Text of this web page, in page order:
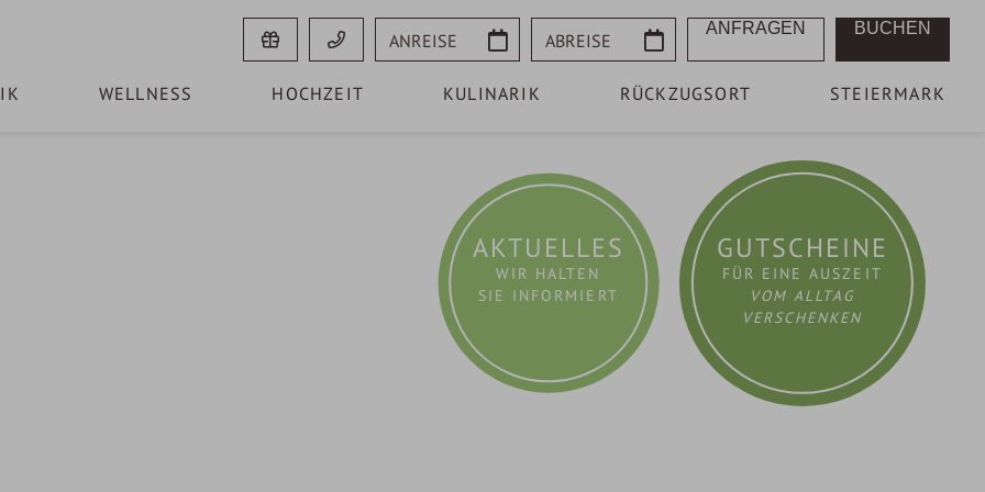
Anreise Abreise ANFRAGEN BUCHEN
WELLNESS HOCHZEIT KULINARIK RÜCKZUGSORT STEIERMARK
GUTSCHEINE
FÜR EINE AUSZEIT
VOM ALLTAG
VERSCHENKEN
AKTUELLES
WIR HALTEN
SIE INFORMIERT